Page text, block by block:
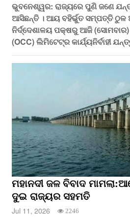
ଭୁବନେଶ୍ୱର: ରାଜ୍ୟରେ ପୁଣି ଜଣେ
ଆସିଛନ୍ତି । ଆୟ ବହିର୍ଭୁତ ସମ୍ପତ୍ତି
ନିର୍ଦ୍ଦେଶାଳୟ ପକ୍ଷରୁ ଆଜି (ସୋମବାର)
(OCC) ଲିମିଟେଟ୍‌ର କାର୍ଯ୍ୟନିର୍ବାହୀ
ମହାନଦୀ ଜଳ ବିବାଦ
ଦୁଇ ରାଜ୍ୟର ସହମତି
Jul 11, 2026 2246